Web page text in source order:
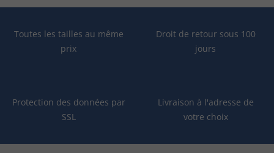
Toutes les tailles au même
prix
Droit de retour sous 100
jours
Protection des données par
SSL
Livraison à l'adresse de
votre choix